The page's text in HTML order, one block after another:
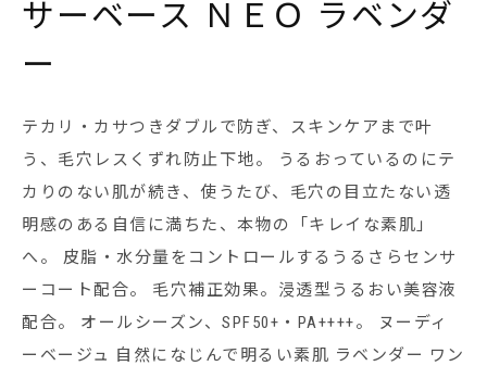
サーベース ＮＥＯ ラベンダ
ー
テカリ・カサつきダブルで防ぎ、スキンケアまで叶
う、毛穴レスくずれ防止下地。 うるおっているのにテ
カりのない肌が続き、使うたび、毛穴の目立たない透
明感のある自信に満ちた、本物の「キレイな素肌」
へ。 皮脂・水分量をコントロールするうるさらセンサ
ーコート配合。 毛穴補正効果。浸透型うるおい美容液
配合。 オールシーズン、SPF50+・PA++++。 ヌーディ
ーベージュ 自然になじんで明るい素肌 ラベンダー ワン